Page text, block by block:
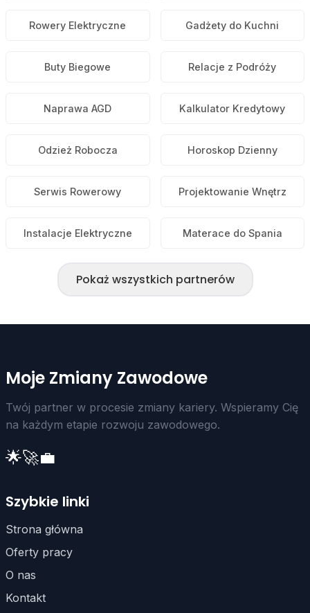
Rowery Elektryczne Gadżety do Kuchni
Buty Biegowe Relacje z Podróży
Naprawa AGD Kalkulator Kredytowy
Odzież Robocza Horoskop Dzienny
Serwis Rowerowy Projektowanie Wnętrz
Instalacje Elektryczne Materace do Spania
Pokaż wszystkich partnerów
Moje Zmiany Zawodowe
Twój partner w procesie zmiany kariery. Wspieramy Cię
na każdym etapie rozwoju zawodowego.
🌟🚀💼
Szybkie linki
Strona główna
Oferty pracy
O nas
Kontakt